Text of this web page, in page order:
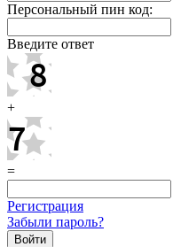
Персональный пин код:
Введите ответ
+
=
Регистрация
Забыли пароль?